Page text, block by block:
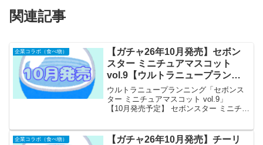
関連記事
企業コラボ（食べ物）
【ガチャ26年10月発売】セボン
スター ミニチュアマスコット
vol.9【ウルトラニュープランニ
ング】
ウルトラニュープランニング「セボンス
ター ミニチュアマスコット vol.9」
【10月発売予定】 セボンスター ミニチュ
コット」の第9弾が全国のカプセルト...
企業コラボ（食べ物）
【ガチャ26年10月発売】チーリ